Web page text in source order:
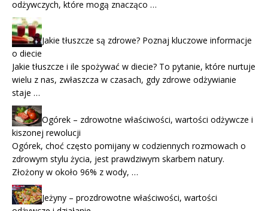
odżywczych, które mogą znacząco …
Jakie tłuszcze są zdrowe? Poznaj kluczowe informacje
o diecie
Jakie tłuszcze i ile spożywać w diecie? To pytanie, które nurtuje
wielu z nas, zwłaszcza w czasach, gdy zdrowe odżywianie
staje …
Ogórek – zdrowotne właściwości, wartości odżywcze i
kiszonej rewolucji
Ogórek, choć często pomijany w codziennych rozmowach o
zdrowym stylu życia, jest prawdziwym skarbem natury.
Złożony w około 96% z wody, …
Jeżyny – prozdrowotne właściwości, wartości